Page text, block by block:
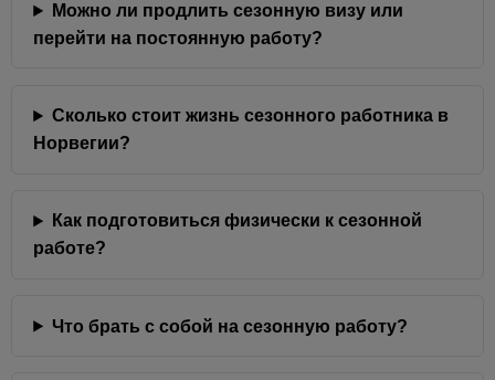
Можно ли продлить сезонную визу или
перейти на постоянную работу?
Сколько стоит жизнь сезонного работника в
Норвегии?
Как подготовиться физически к сезонной
работе?
Что брать с собой на сезонную работу?